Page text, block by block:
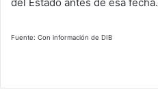
Fuente: Con información de DIB